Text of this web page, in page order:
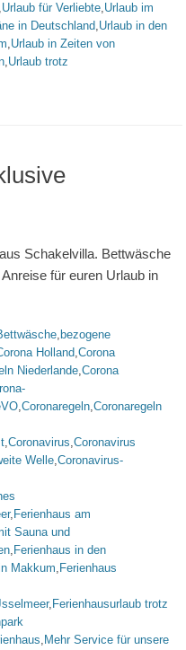
,Urlaub für Verliebte,Urlaub im
in Deutschland,Urlaub in den
,Urlaub in Zeiten von
,Urlaub trotz
Schakelvilla. Bettwäsche
für euren Urlaub in
, bezogene
Holland,Corona
Niederlande,Corona
,Coronaregeln,Coronaregeln
,Coronavirus,Coronavirus
Welle,Coronavirus-
, Ferienhaus am
Sauna und
, Ferienhaus in den
Makkum, Ferienhaus
, Ferienhausurlaub trotz
, Mehr Service für unsere